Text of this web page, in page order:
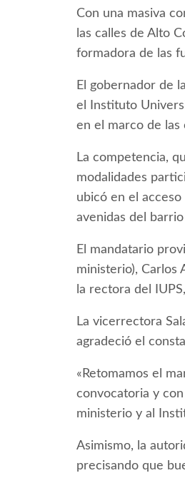
Con una masiva
las calles de Alto
formadora de las
El gobernador de
el Instituto
en el marco de las
La competencia,
modalidades
ubicó en el
avenidas del
El mandatario
ministerio), Carlos
la rectora del
La vicerrectora
agradeció el
«Retomamos el
convocatoria y
ministerio y al
Asimismo, la
precisando que